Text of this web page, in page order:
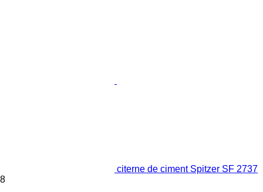
citerne de ciment Spitzer SF 2737
8